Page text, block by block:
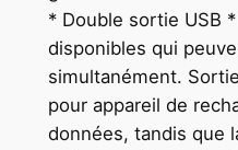
* Double sortie USB
disponibles qui
simultanément.
pour appareil de
données, tandis que